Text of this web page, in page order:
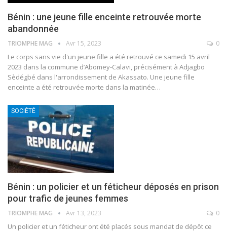
Bénin : une jeune fille enceinte retrouvée morte
abandonnée
TRIOMPHE MAG Avr 15, 2023 0
Le corps sans vie d'un jeune fille a été retrouvé ce samedi 15 avril
2023 dans la commune d’Abomey-Calavi, précisément à Adjagbo
Sèdégbé dans l'arrondissement de Akassato. Une jeune fille
enceinte a été retrouvée morte dans la matinée…
SOCIÉTÉ
Bénin : un policier et un féticheur déposés en prison
pour trafic de jeunes femmes
TRIOMPHE MAG Avr 13, 2023 0
Un policier et un féticheur ont été placés sous mandat de dépôt ce